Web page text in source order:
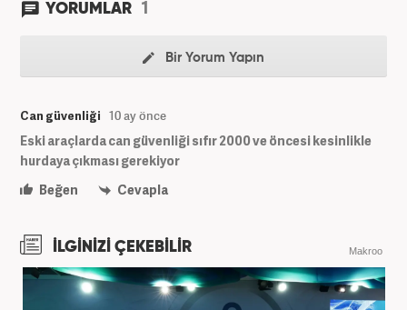
YORUMLAR 1
Bir Yorum Yapın
Can güvenliği 10 ay önce
Eski araçlarda can güvenliği sıfır 2000 ve öncesi kesinlikle
hurdaya çıkması gerekiyor
Beğen
Cevapla
İLGİNİZİ ÇEKEBİLİR Makroo